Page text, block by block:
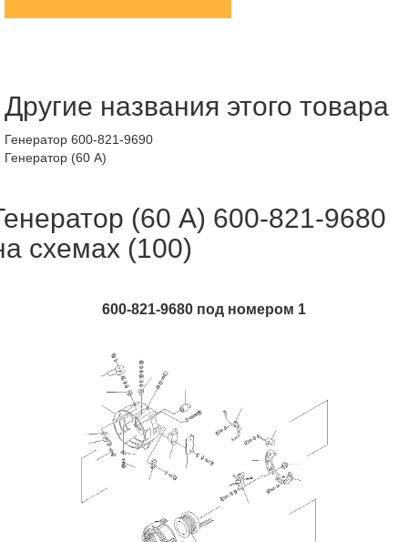
Другие названия этого товара
Генератор 600-821-9690
Генератор (60 A)
(60 A) 600-821-9680
схемах (100)
600-821-9680 под номером 1